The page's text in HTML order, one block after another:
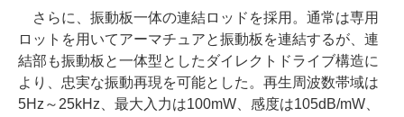
さらに、振動板一体の連結ロッドを採用。通常は専用
ロットを用いてアーマチュアと振動板を連結するが、連
結部も振動板と一体型としたダイレクトドライブ構造に
より、忠実な振動再現を可能とした。再生周波数帯域は
5Hz～25kHz、最大入力は100mW、感度は105dB/mW、